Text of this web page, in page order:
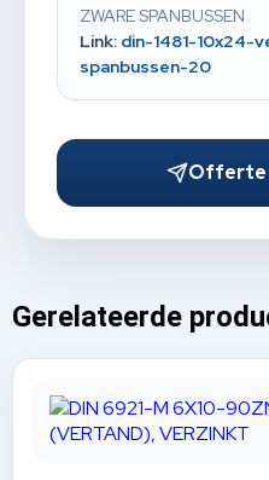
ZWARE SPANBUSSEN
Link: din-1481-10x24-
spanbussen-20
Offerte
Gerelateerde